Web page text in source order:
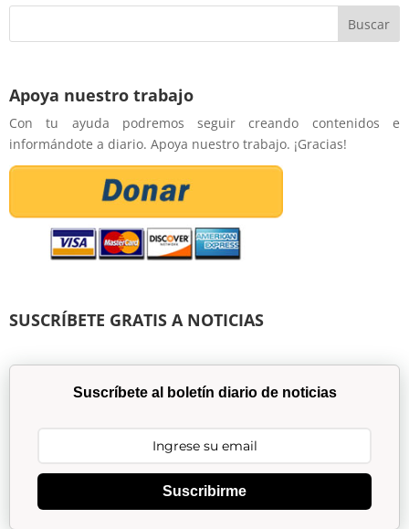
Apoya nuestro trabajo
Con tu ayuda podremos seguir creando contenidos e
informándote a diario. Apoya nuestro trabajo. ¡Gracias!
SUSCRÍBETE GRATIS A NOTICIAS
Suscríbete al boletín diario de noticias
Suscribirme